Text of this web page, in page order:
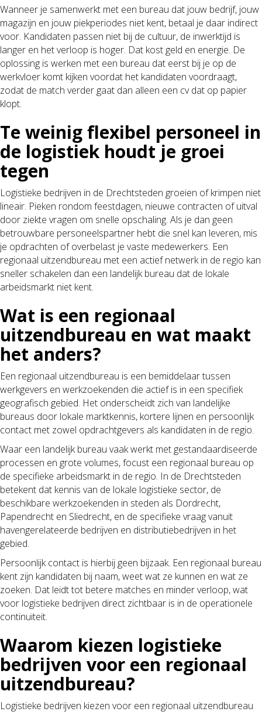
Wanneer je samenwerkt met een bureau dat jouw bedrijf, jouw
magazijn en jouw piekperiodes niet kent, betaal je daar indirect
voor. Kandidaten passen niet bij de cultuur, de inwerktijd is
langer en het verloop is hoger. Dat kost geld en energie. De
oplossing is werken met een bureau dat eerst bij je op de
werkvloer komt kijken voordat het kandidaten voordraagt,
zodat de match verder gaat dan alleen een cv dat op papier
klopt.
Te weinig flexibel personeel in
de logistiek houdt je groei
tegen
Logistieke bedrijven in de Drechtsteden groeien of krimpen niet
lineair. Pieken rondom feestdagen, nieuwe contracten of uitval
door ziekte vragen om snelle opschaling. Als je dan geen
betrouwbare personeelspartner hebt die snel kan leveren, mis
je opdrachten of overbelast je vaste medewerkers. Een
regionaal uitzendbureau met een actief netwerk in de regio kan
sneller schakelen dan een landelijk bureau dat de lokale
arbeidsmarkt niet kent.
Wat is een regionaal
uitzendbureau en wat maakt
het anders?
Een regionaal uitzendbureau is een bemiddelaar tussen
werkgevers en werkzoekenden die actief is in een specifiek
geografisch gebied. Het onderscheidt zich van landelijke
bureaus door lokale marktkennis, kortere lijnen en persoonlijk
contact met zowel opdrachtgevers als kandidaten in de regio.
Waar een landelijk bureau vaak werkt met gestandaardiseerde
processen en grote volumes, focust een regionaal bureau op
de specifieke arbeidsmarkt in de regio. In de Drechtsteden
betekent dat kennis van de lokale logistieke sector, de
beschikbare werkzoekenden in steden als Dordrecht,
Papendrecht en Sliedrecht, en de specifieke vraag vanuit
havengerelateerde bedrijven en distributiebedrijven in het
gebied.
Persoonlijk contact is hierbij geen bijzaak. Een regionaal bureau
kent zijn kandidaten bij naam, weet wat ze kunnen en wat ze
zoeken. Dat leidt tot betere matches en minder verloop, wat
voor logistieke bedrijven direct zichtbaar is in de operationele
continuïteit.
Waarom kiezen logistieke
bedrijven voor een regionaal
uitzendbureau?
Logistieke bedrijven kiezen voor een regionaal uitzendbureau